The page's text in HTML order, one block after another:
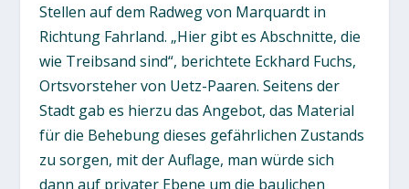
Stellen auf dem Radweg von Marquardt in
Richtung Fahrland. „Hier gibt es Abschnitte, die
wie Treibsand sind“, berichtete Eckhard Fuchs,
Ortsvorsteher von Uetz-Paaren. Seitens der
Stadt gab es hierzu das Angebot, das Material
für die Behebung dieses gefährlichen Zustands
zu sorgen, mit der Auflage, man würde sich
dann auf privater Ebene um die baulichen